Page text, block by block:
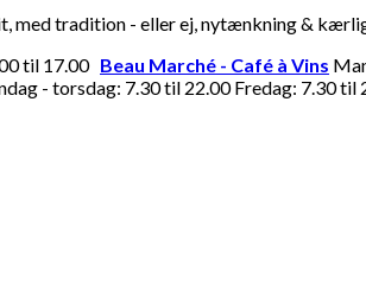
med tradition - eller ej, nytænkning &
til 17.00 Beau Marché - Café à Vins
- torsdag: 7.30 til 22.00 Fredag: 7.30